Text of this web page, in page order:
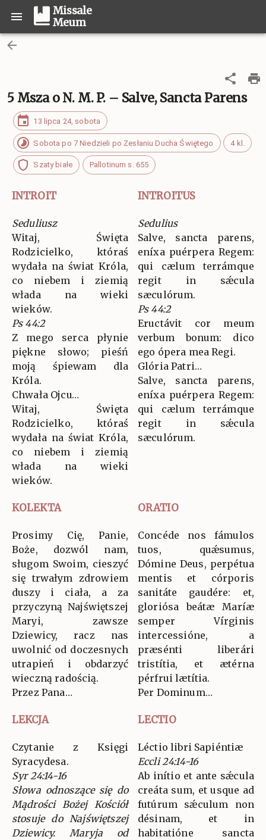
Missale
Meum
5 Msza o N. M. P. – Salve, Sancta Parens
13 lipca 24, sobota
Sobota po 7 Niedzieli po Zesłaniu Ducha Świętego 4 kl.
Szaty białe Pallotinum s. 655
INTROIT INTROITUS
Seduliusz
Witaj, Święta
Rodzicielko, któraś
wydała na świat Króla,
co niebem i ziemią
włada na wieki
wieków.
Ps 44:2
Z mego serca płynie
piękne słowo; pieśń
moją śpiewam dla
Króla.
Chwała Ojcu…
Witaj, Święta
Rodzicielko, któraś
wydała na świat Króla,
co niebem i ziemią
włada na wieki
wieków.
Sedulius
Salve, sancta parens,
eníxa puérpera Regem:
qui cælum terrámque
regit in sǽcula
sæculórum.
Ps 44:2
Eructávit cor meum
verbum bonum: dico
ego ópera mea Regi.
Glória Patri…
Salve, sancta parens,
eníxa puérpera Regem:
qui cælum terrámque
regit in sǽcula
sæculórum.
KOLEKTA ORATIO
Prosimy Cię, Panie,
Boże, dozwól nam,
sługom Swoim, cieszyć
się trwałym zdrowiem
duszy i ciała, a za
przyczyną Najświętszej
Maryi, zawsze
Dziewicy, racz nas
uwolnić od doczesnych
utrapień i obdarzyć
wieczną radością.
Przez Pana…
Concéde nos fámulos
tuos, quǽsumus,
Dómine Deus, perpétua
mentis et córporis
sanitáte gaudére: et,
gloriósa beátæ Maríæ
semper Vírginis
intercessióne, a
præsénti liberári
tristítia, et ætérna
pérfrui lætítia.
Per Dominum…
LEKCJA LECTIO
Czytanie z Księgi
Syracydesa.
Syr 24:14-16
Słowa odnoszące się do
Mądrości Bożej Kościół
stosuje do Najświętszej
Dziewicy. Maryja od
Léctio libri Sapiéntiæ
Eccli 24:14-16
Ab inítio et ante sǽcula
creáta sum, et usque ad
futúrum sǽculum non
désinam, et in
habitatióne sancta